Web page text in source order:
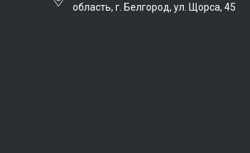
область, г. Белгород, ул. Щорса, 45